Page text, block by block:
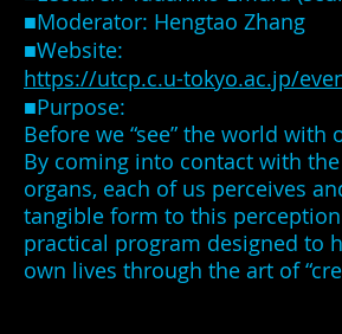
■Moderator: Hengtao Zhang
■Website:
https://utcp.c.u-tokyo.ac.jp/
■Purpose:
Before we “see” the world
By coming into contact with
organs, each of us perceives
tangible form to this
practical program designed to
own lives through the art of